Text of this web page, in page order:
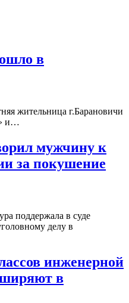
в
жительница г.Барановичи
и…
мужчину к
за покушение
поддержала в суде
делу в
инженерной
в